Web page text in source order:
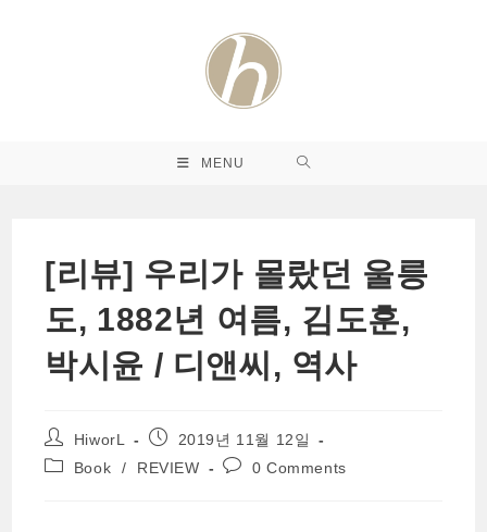
MENU
[리뷰] 우리가 몰랐던 울릉
도, 1882년 여름, 김도훈,
박시윤 / 디앤씨, 역사
Post
author:
HiworL
Post
published:
2019년 11월 12일
PostBook / REVIEW
Post0 Comments